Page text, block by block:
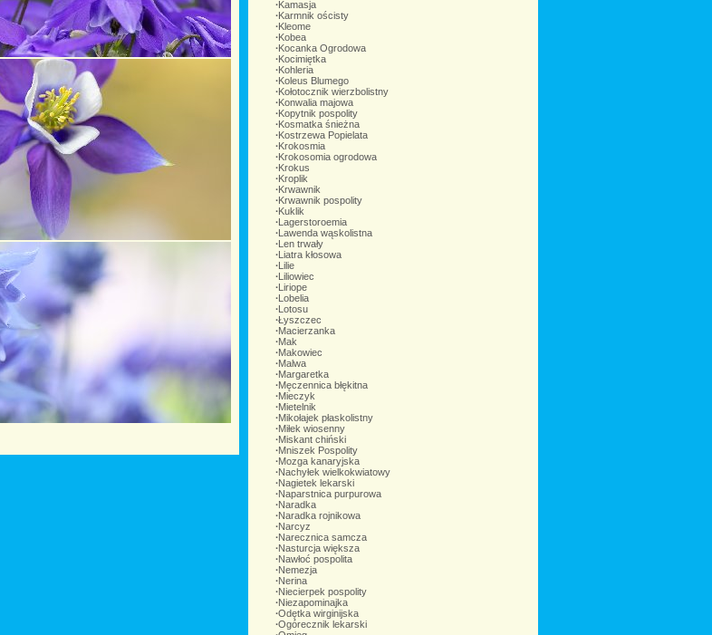
∙Kamasja
∙Karmnik ościsty
∙Kleome
∙Kobea
∙Kocanka Ogrodowa
∙Kocimiętka
∙Kohleria
∙Koleus Blumego
∙Kołotocznik wierzbolistny
∙Konwalia majowa
∙Kopytnik pospolity
∙Kosmatka śnieżna
∙Kostrzewa Popielata
∙Krokosmia
∙Krokosomia ogrodowa
∙Krokus
∙Kroplik
∙Krwawnik
∙Krwawnik pospolity
∙Kuklik
∙Lagerstoroemia
∙Lawenda wąskolistna
∙Len trwały
∙Liatra kłosowa
∙Lilie
∙Liliowiec
∙Liriope
∙Lobelia
∙Lotosu
∙Łyszczec
∙Macierzanka
∙Mak
∙Makowiec
∙Malwa
∙Margaretka
∙Męczennica błękitna
∙Mieczyk
∙Mietelnik
∙Mikołajek płaskolistny
∙Miłek wiosenny
∙Miskant chiński
∙Mniszek Pospolity
∙Mozga kanaryjska
∙Nachyłek wielkokwiatowy
∙Nagietek lekarski
∙Naparstnica purpurowa
∙Naradka
∙Naradka rojnikowa
∙Narcyz
∙Narecznica samcza
∙Nasturcja większa
∙Nawłoć pospolita
∙Nemezja
∙Nerina
∙Niecierpek pospolity
∙Niezapominajka
∙Odętka wirginijska
∙Ogórecznik lekarski